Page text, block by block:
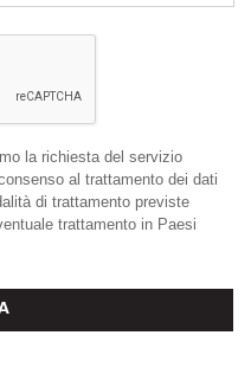
la richiesta del servizio
al trattamento dei dati
di trattamento previste
trattamento in Paesi